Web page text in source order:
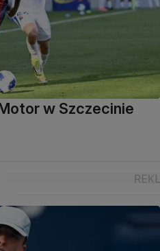
w Szczecinie